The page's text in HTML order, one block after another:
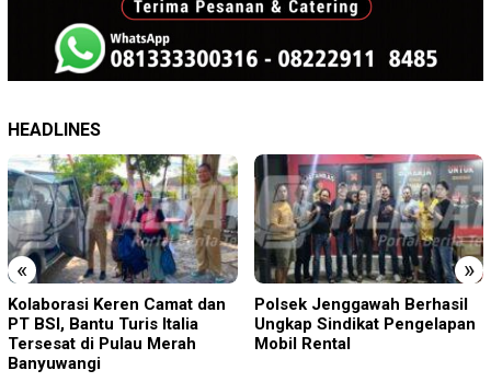
HEADLINES
« »
Polsek Jenggawah Berhasil
Ungkap Sindikat Pengelapan
Mobil Rental
DPK Porong Didampingi DPD
Sidoarjo Datangi Inspektorat
Tindaklanjuti Laporan Desa